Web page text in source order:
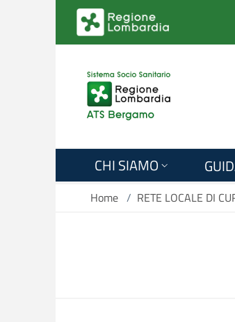
Salta al contenuto principale
CHI SIAMO
Home / RETE LOCALE DI